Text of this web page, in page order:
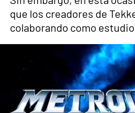
que los creadores de
colaborando como